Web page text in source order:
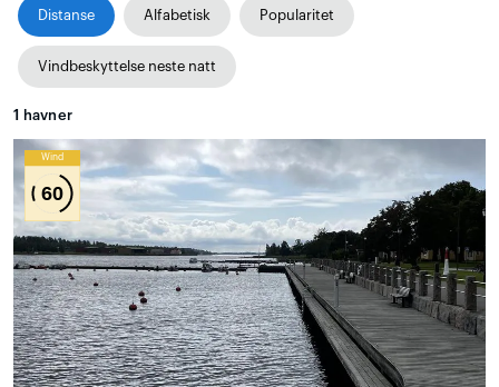
Distanse Alfabetisk Popularitet
Vindbeskyttelse neste natt
1 havner
Wind
60